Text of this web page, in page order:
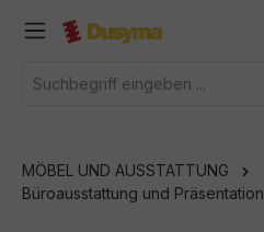
springen
MÖBEL UND AUSSTATTUNG
Büroausstattung und Präsentation